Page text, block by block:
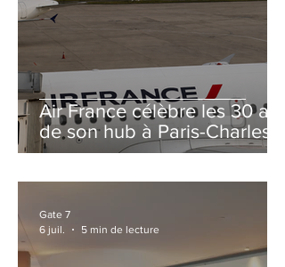
Air France célèbre les 30 ans
de son hub à Paris-Charles
de Gaulle
Gate 7
6 juil.
5 min de lecture